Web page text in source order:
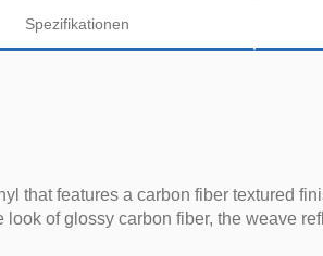
Spezifikationen
that features a carbon fiber textured
of glossy carbon fiber, the weave